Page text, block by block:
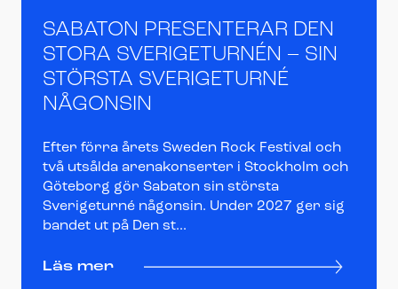
SABATON PRESENTERAR DEN
STORA SVERIGETURNÉN – SIN
STÖRSTA SVERIGETURNÉ
NÅGONSIN
Efter förra årets Sweden Rock Festival och
två utsålda arenakonserter i Stockholm och
Göteborg gör Sabaton sin största
Sverigeturné någonsin. Under 2027 ger sig
bandet ut på Den st...
Läs mer